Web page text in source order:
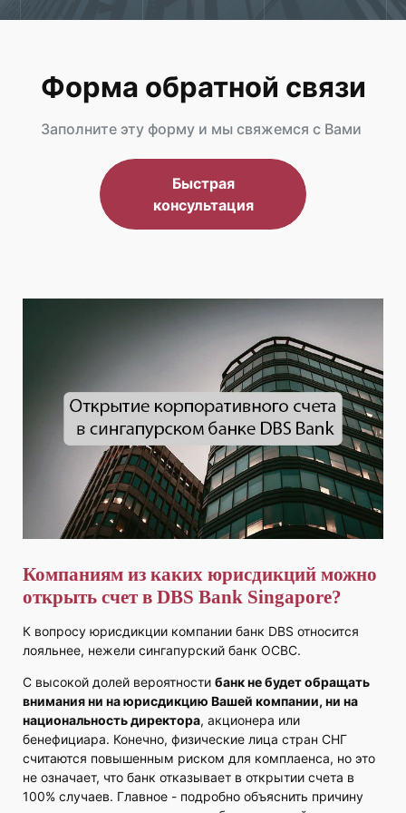
Форма обратной связи
Заполните эту форму и мы свяжемся с Вами
Быстрая
консультация
Компаниям из каких юрисдикций можно
открыть счет в DBS Bank Singapore?
К вопросу юрисдикции компании банк DBS относится
лояльнее, нежели сингапурский банк OCBC.
С высокой долей вероятности банк не будет обращать
внимания ни на юрисдикцию Вашей компании, ни на
национальность директора, акционера или
бенефициара. Конечно, физические лица стран СНГ
считаются повышенным риском для комплаенса, но это
не означает, что банк отказывает в открытии счета в
100% случаев. Главное - подробно объяснить причину